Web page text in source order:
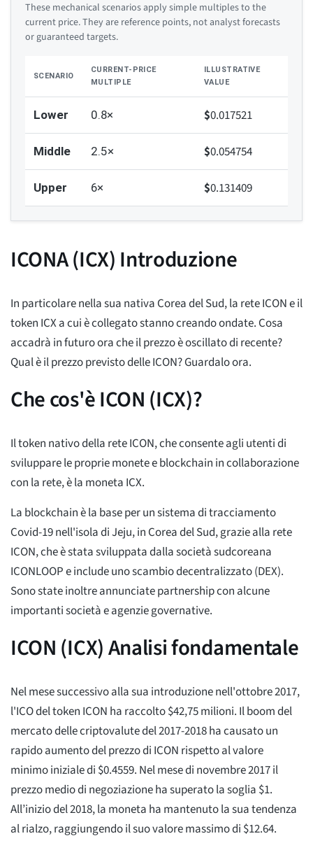
These mechanical scenarios apply simple multiples to the
current price. They are reference points, not analyst forecasts
or guaranteed targets.
SCENARIO
CURRENT-PRICE
MULTIPLE
ILLUSTRATIVE
VALUE
Lower 0.8× $0.017521
Middle 2.5× $0.054754
Upper 6× $0.131409
ICONA (ICX) Introduzione
In particolare nella sua nativa Corea del Sud, la rete ICON e il
token ICX a cui è collegato stanno creando ondate. Cosa
accadrà in futuro ora che il prezzo è oscillato di recente?
Qual è il prezzo previsto delle ICON? Guardalo ora.
Che cos'è ICON (ICX)?
Il token nativo della rete ICON, che consente agli utenti di
sviluppare le proprie monete e blockchain in collaborazione
con la rete, è la moneta ICX.
La blockchain è la base per un sistema di tracciamento
Covid-19 nell'isola di Jeju, in Corea del Sud, grazie alla rete
ICON, che è stata sviluppata dalla società sudcoreana
ICONLOOP e include uno scambio decentralizzato (DEX).
Sono state inoltre annunciate partnership con alcune
importanti società e agenzie governative.
ICON (ICX) Analisi fondamentale
Nel mese successivo alla sua introduzione nell'ottobre 2017,
l'ICO del token ICON ha raccolto $42,75 milioni. Il boom del
mercato delle criptovalute del 2017-2018 ha causato un
rapido aumento del prezzo di ICON rispetto al valore
minimo iniziale di $0.4559. Nel mese di novembre 2017 il
prezzo medio di negoziazione ha superato la soglia $1.
All’inizio del 2018, la moneta ha mantenuto la sua tendenza
al rialzo, raggiungendo il suo valore massimo di $12.64.